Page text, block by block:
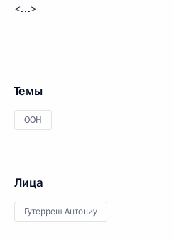
<…>
Темы
ООН
Лица
Гутерреш Антониу